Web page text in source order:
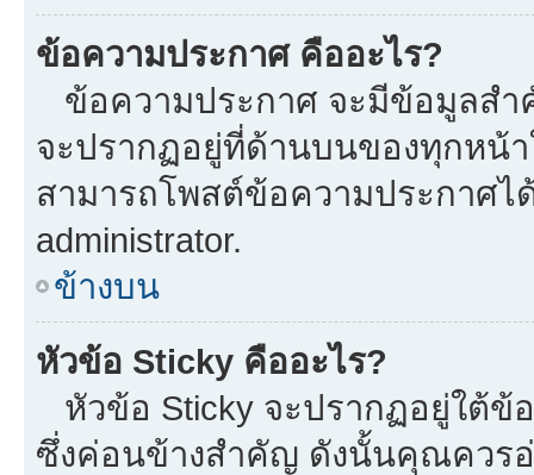
ข้อความประกาศ คืออะไร?
ข้อความประกาศ จะมีข้อมูลส
จะปรากฏอยู่ที่ด้านบนของทุกหน้
สามารถโพสต์ข้อความประกาศ
administrator.
ข้างบน
หัวข้อ Sticky คืออะไร?
หัวข้อ Sticky จะปรากฏอยู่ใต้ข้
ซึ่งค่อนข้างสำคัญ ดังนั้นคุณควรอ่